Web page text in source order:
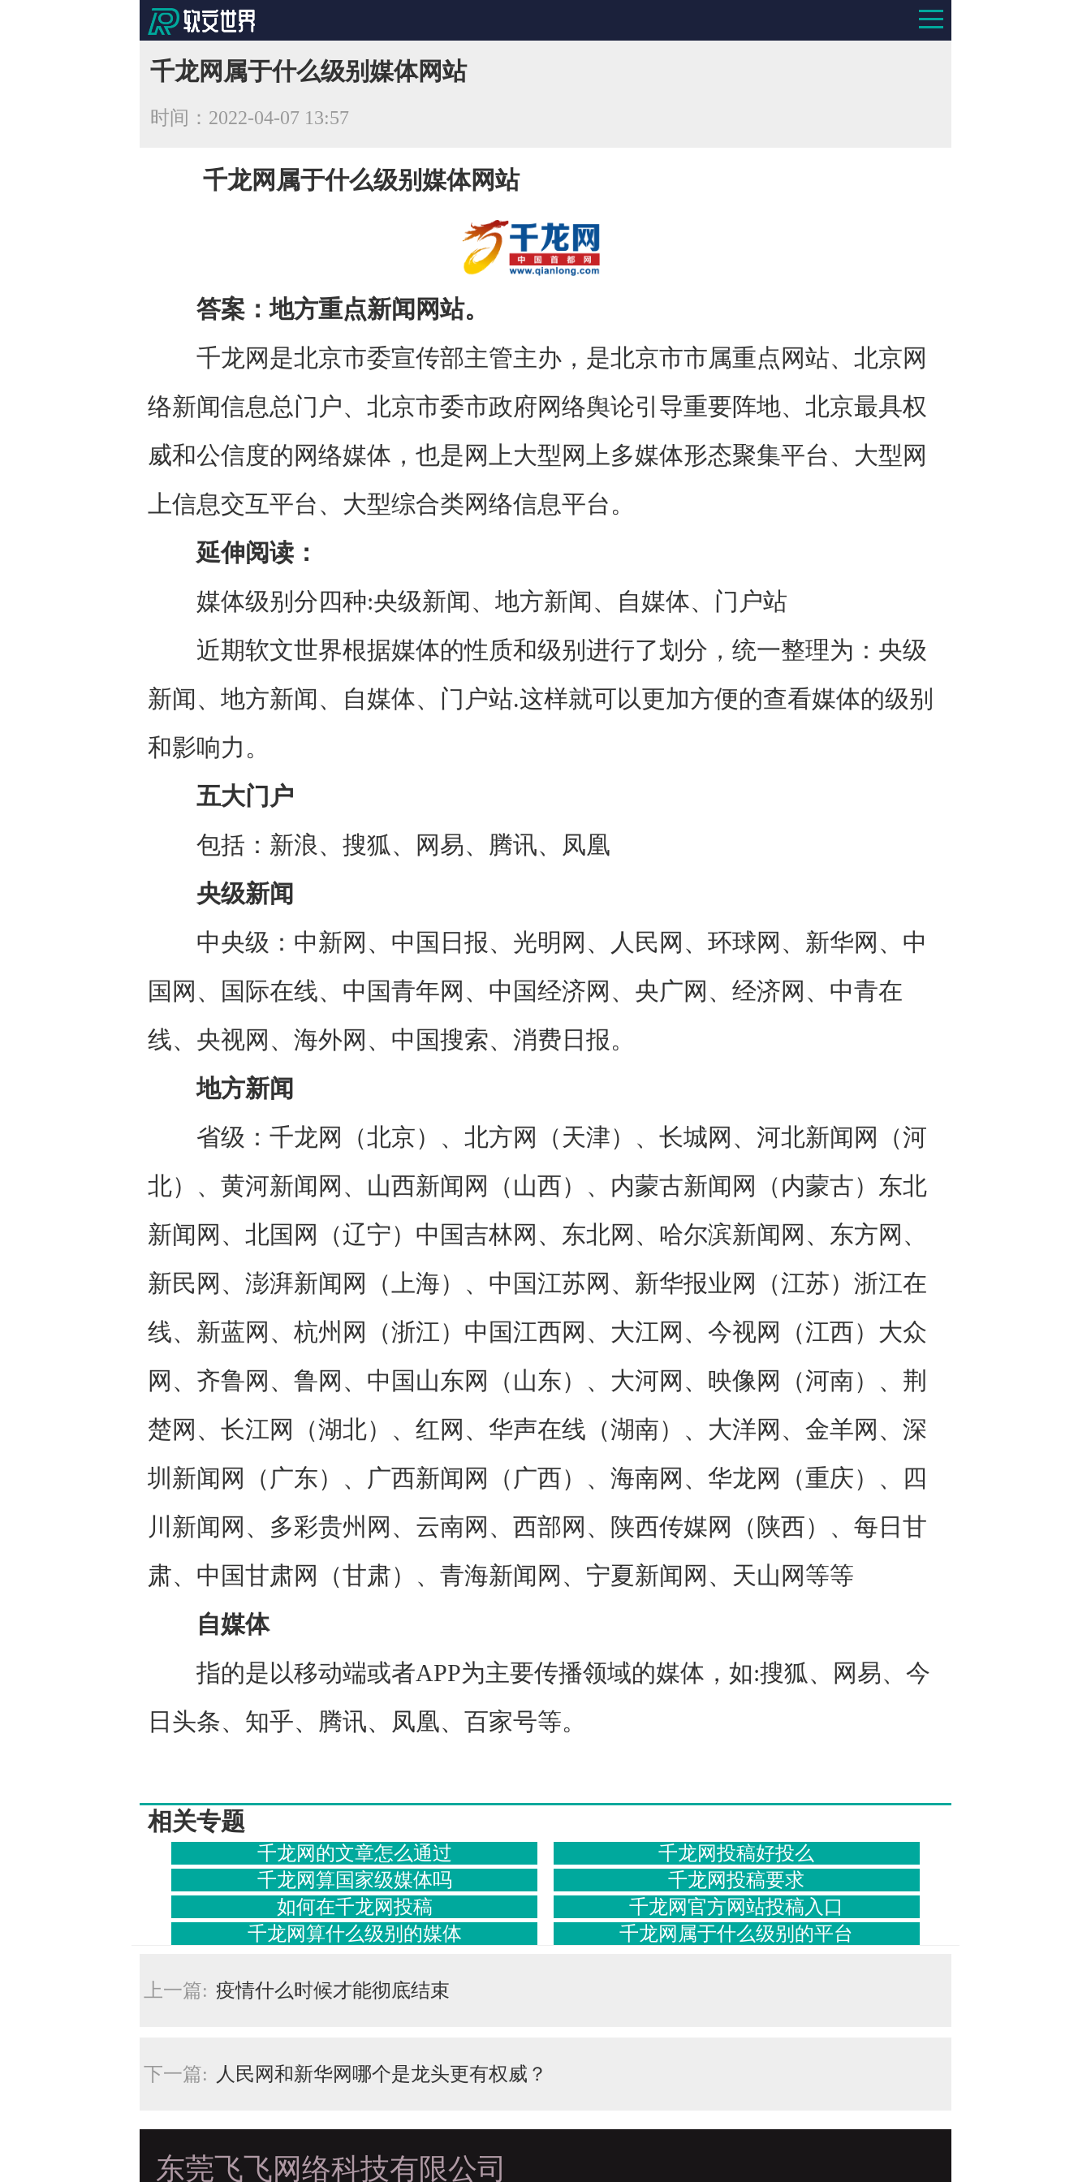
千龙网属于什么级别媒体网站
时间： 2022-04-07 13:57
千龙网属于什么级别媒体网站
答案：地方重点新闻网站。
千龙网是北京市委宣传部主管主办，是北京市市属重点网站、北京网
络新闻信息总门户、北京市委市政府网络舆论引导重要阵地、北京最具权
威和公信度的网络媒体，也是网上大型网上多媒体形态聚集平台、大型网
上信息交互平台、大型综合类网络信息平台。
延伸阅读：
媒体级别分四种:央级新闻、地方新闻、自媒体、门户站
近期软文世界根据媒体的性质和级别进行了划分，统一整理为：央级
新闻、地方新闻、自媒体、门户站.这样就可以更加方便的查看媒体的级别
和影响力。
五大门户
包括：新浪、搜狐、网易、腾讯、凤凰
央级新闻
中央级：中新网、中国日报、光明网、人民网、环球网、新华网、中
国网、国际在线、中国青年网、中国经济网、央广网、经济网、中青在
线、央视网、海外网、中国搜索、消费日报。
地方新闻
省级：千龙网（北京）、北方网（天津）、长城网、河北新闻网（河
北）、黄河新闻网、山西新闻网（山西）、内蒙古新闻网（内蒙古）东北
新闻网、北国网（辽宁）中国吉林网、东北网、哈尔滨新闻网、东方网、
新民网、澎湃新闻网（上海）、中国江苏网、新华报业网（江苏）浙江在
线、新蓝网、杭州网（浙江）中国江西网、大江网、今视网（江西）大众
网、齐鲁网、鲁网、中国山东网（山东）、大河网、映像网（河南）、荆
楚网、长江网（湖北）、红网、华声在线（湖南）、大洋网、金羊网、深
圳新闻网（广东）、广西新闻网（广西）、海南网、华龙网（重庆）、四
川新闻网、多彩贵州网、云南网、西部网、陕西传媒网（陕西）、每日甘
肃、中国甘肃网（甘肃）、青海新闻网、宁夏新闻网、天山网等等
自媒体
指的是以移动端或者APP为主要传播领域的媒体，如:搜狐、网易、今
日头条、知乎、腾讯、凤凰、百家号等。
相关专题
千龙网的文章怎么通过
千龙网投稿好投么
千龙网算国家级媒体吗
千龙网投稿要求
如何在千龙网投稿
千龙网官方网站投稿入口
千龙网算什么级别的媒体
千龙网属于什么级别的平台
上一篇: 疫情什么时候才能彻底结束
下一篇: 人民网和新华网哪个是龙头更有权威？
东莞飞飞网络科技有限公司